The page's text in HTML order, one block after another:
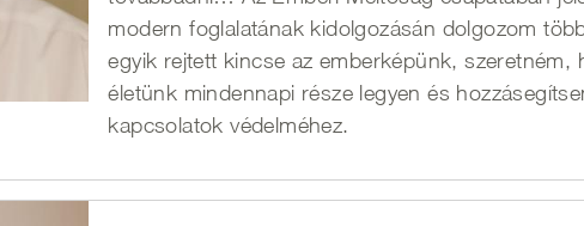
modern foglalatának kidolgozásán dolgozom
egyik rejtett kincse az emberképünk, szeretném,
életünk mindennapi része legyen és
kapcsolatok védelméhez.